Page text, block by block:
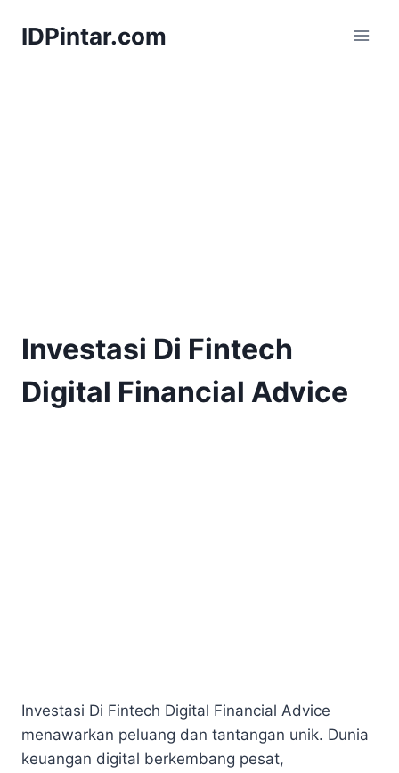
IDPintar.com
Investasi Di Fintech
Digital Financial Advice
Investasi Di Fintech Digital Financial Advice
menawarkan peluang dan tantangan unik. Dunia
keuangan digital berkembang pesat,